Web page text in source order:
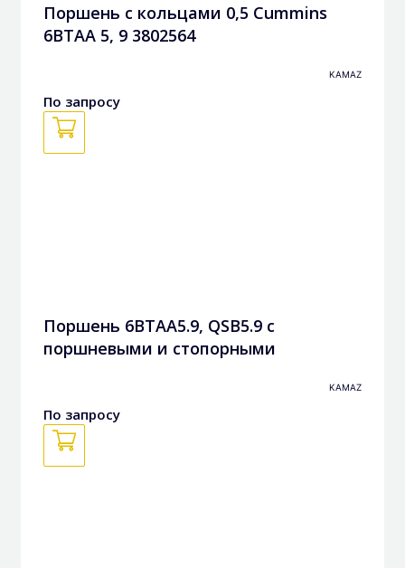
Поршень с кольцами 0,5 Cummins
6BTAA 5, 9 3802564
KAMAZ
По запросу
Поршень 6BTAA5.9, QSB5.9 с
поршневыми и стопорными
KAMAZ
По запросу